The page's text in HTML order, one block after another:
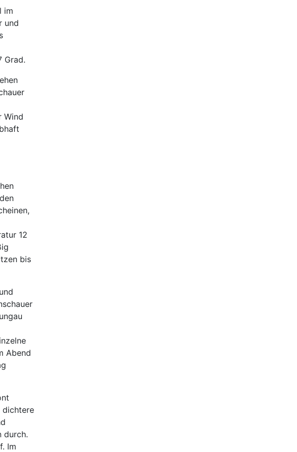
im
und
Grad.
Wind
12
bis
Abend
dichtere
durch.
Im